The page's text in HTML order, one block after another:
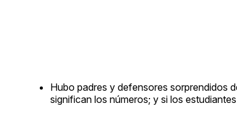
Hubo padres y defensores sorprendidos
significan los números; y si los